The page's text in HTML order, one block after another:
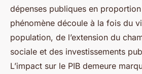
dépenses publiques en
phénomène découle à la fois du
population, de l’extension du
sociale et des investissements
L’impact sur le PIB demeure